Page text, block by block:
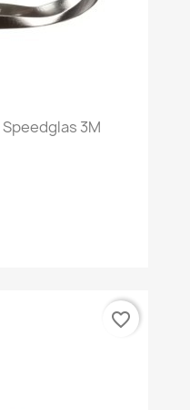
3M
favorite_border